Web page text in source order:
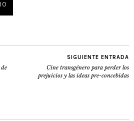
SIGUIENTE ENTRADA
Cine transgénero para perder los
prejuicios y las ideas pre-concebidas